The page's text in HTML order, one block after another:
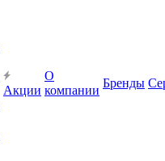
Акции
О
компании
Бренды